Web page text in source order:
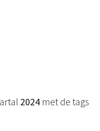
2024 met de tags